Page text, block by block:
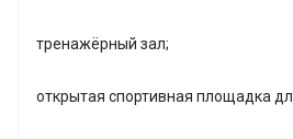
тренажёрный зал;
открытая спортивная площадка